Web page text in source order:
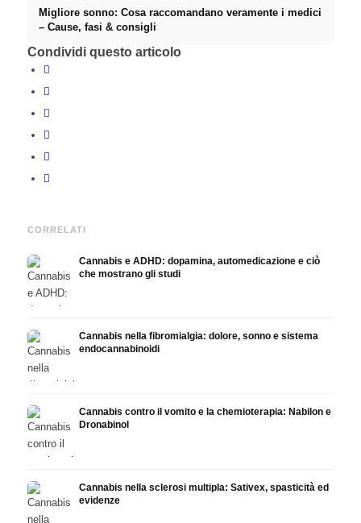
Migliore sonno: Cosa raccomandano veramente i medici
– Cause, fasi & consigli
Condividi questo articolo
CORRELATI
Cannabis e ADHD: dopamina, automedicazione e ciò
che mostrano gli studi
Cannabis nella fibromialgia: dolore, sonno e sistema
endocannabinoidi
Cannabis contro il vomito e la chemioterapia: Nabilon e
Dronabinol
Cannabis nella sclerosi multipla: Sativex, spasticità ed
evidenze